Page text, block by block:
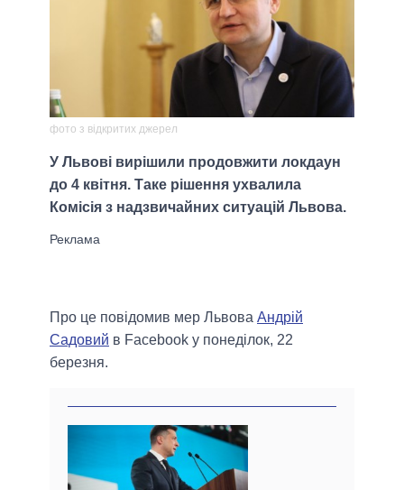
фото з відкритих джерел
У Львові вирішили продовжити локдаун
до 4 квітня. Таке рішення ухвалила
Комісія з надзвичайних ситуацій Львова.
Про це повідомив мер Львова Андрій
Садовий в Facebook у понеділок, 22
березня.